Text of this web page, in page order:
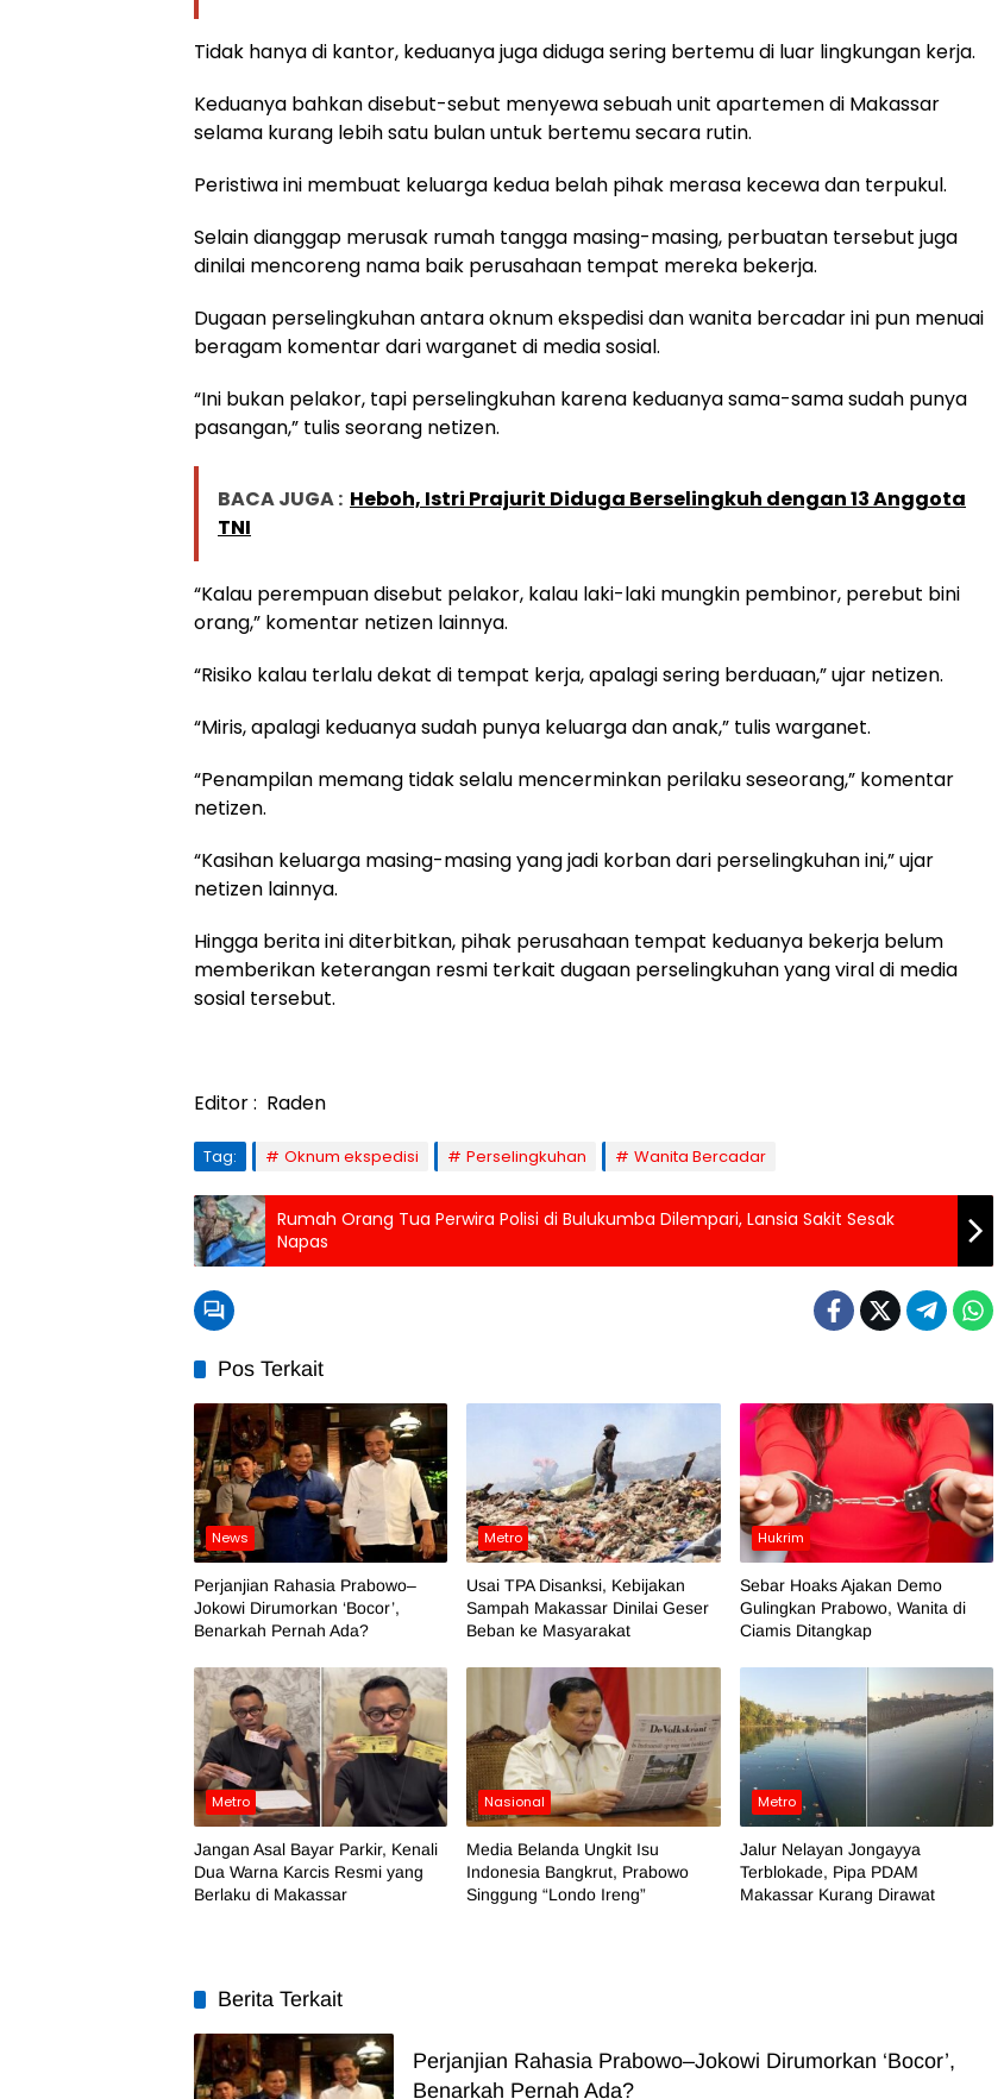
Tidak hanya di kantor, keduanya juga diduga sering bertemu di luar lingkungan kerja.
Keduanya bahkan disebut-sebut menyewa sebuah unit apartemen di Makassar
selama kurang lebih satu bulan untuk bertemu secara rutin.
Peristiwa ini membuat keluarga kedua belah pihak merasa kecewa dan terpukul.
Selain dianggap merusak rumah tangga masing-masing, perbuatan tersebut juga
dinilai mencoreng nama baik perusahaan tempat mereka bekerja.
Dugaan perselingkuhan antara oknum ekspedisi dan wanita bercadar ini pun menuai
beragam komentar dari warganet di media sosial.
“Ini bukan pelakor, tapi perselingkuhan karena keduanya sama-sama sudah punya
pasangan,” tulis seorang netizen.
BACA JUGA : Heboh, Istri Prajurit Diduga Berselingkuh dengan 13 Anggota
TNI
“Kalau perempuan disebut pelakor, kalau laki-laki mungkin pembinor, perebut bini
orang,” komentar netizen lainnya.
“Risiko kalau terlalu dekat di tempat kerja, apalagi sering berduaan,” ujar netizen.
“Miris, apalagi keduanya sudah punya keluarga dan anak,” tulis warganet.
“Penampilan memang tidak selalu mencerminkan perilaku seseorang,” komentar
netizen.
“Kasihan keluarga masing-masing yang jadi korban dari perselingkuhan ini,” ujar
netizen lainnya.
Hingga berita ini diterbitkan, pihak perusahaan tempat keduanya bekerja belum
memberikan keterangan resmi terkait dugaan perselingkuhan yang viral di media
sosial tersebut.
Editor : Raden
Tag: Oknum ekspedisi Perselingkuhan Wanita Bercadar
Rumah Orang Tua Perwira Polisi di Bulukumba Dilempari, Lansia Sakit Sesak
Napas
Pos Terkait
News
Perjanjian Rahasia Prabowo–
Jokowi Dirumorkan ‘Bocor’,
Benarkah Pernah Ada?
Metro
Usai TPA Disanksi, Kebijakan
Sampah Makassar Dinilai Geser
Beban ke Masyarakat
Hukrim
Sebar Hoaks Ajakan Demo
Gulingkan Prabowo, Wanita di
Ciamis Ditangkap
Metro
Jangan Asal Bayar Parkir, Kenali
Dua Warna Karcis Resmi yang
Berlaku di Makassar
Nasional
Media Belanda Ungkit Isu
Indonesia Bangkrut, Prabowo
Singgung “Londo Ireng”
Metro
Jalur Nelayan Jongayya
Terblokade, Pipa PDAM
Makassar Kurang Dirawat
Berita Terkait
Perjanjian Rahasia Prabowo–Jokowi Dirumorkan ‘Bocor’,
Benarkah Pernah Ada?